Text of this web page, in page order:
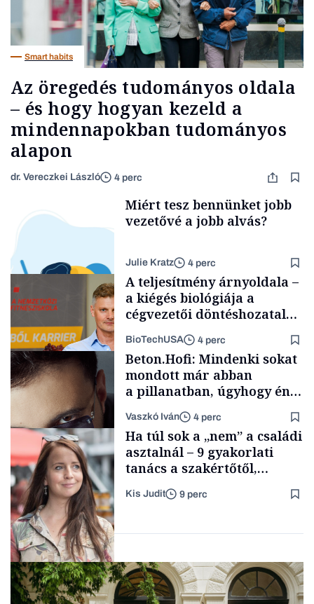
Smart habits
Az öregedés tudományos oldala
– és hogy hogyan kezeld a
mindennapokban tudományos
alapon
dr. Vereczkei László 4 perc
Smart habits
Miért tesz bennünket jobb
vezetővé a jobb alvás?
Julie Kratz 4 perc
Content Lab HUB
A teljesítmény árnyoldala –
a kiégés biológiája a
cégvezetői döntéshozatal
BioTechUSA 4 perc
Forbes-sztori
Beton.Hofi: Mindenki sokat
mondott már abban
a pillanatban, úgyhogy én
a legsarkosabb
gondolataimat akartam
kimondani
Vaszkó Iván 4 perc
Gasztró
Ha túl sok a „nem” a családi
asztalnál – 9 gyakorlati
tanács a szakértőtől,
hogyan legyünk jól etető
szülők
Kis Judit 9 perc